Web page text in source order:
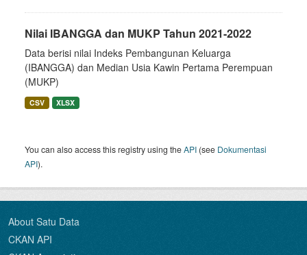
Nilai IBANGGA dan MUKP Tahun 2021-2022
Data berisi nilai Indeks Pembangunan Keluarga
(IBANGGA) dan Median Usia Kawin Pertama Perempuan
(MUKP)
CSV XLSX
You can also access this registry using theAPI (see Dokumentasi
API).
About Satu Data
CKAN API